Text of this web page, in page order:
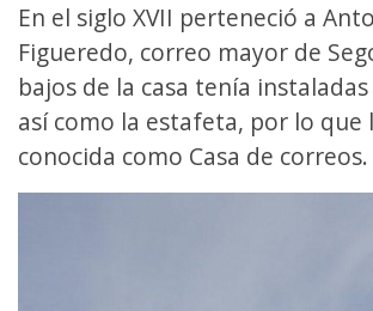
En el siglo XVII perteneció a
Figueredo, correo mayor de
bajos de la casa tenía
así como la estafeta, por lo que
conocida como Casa de correos.